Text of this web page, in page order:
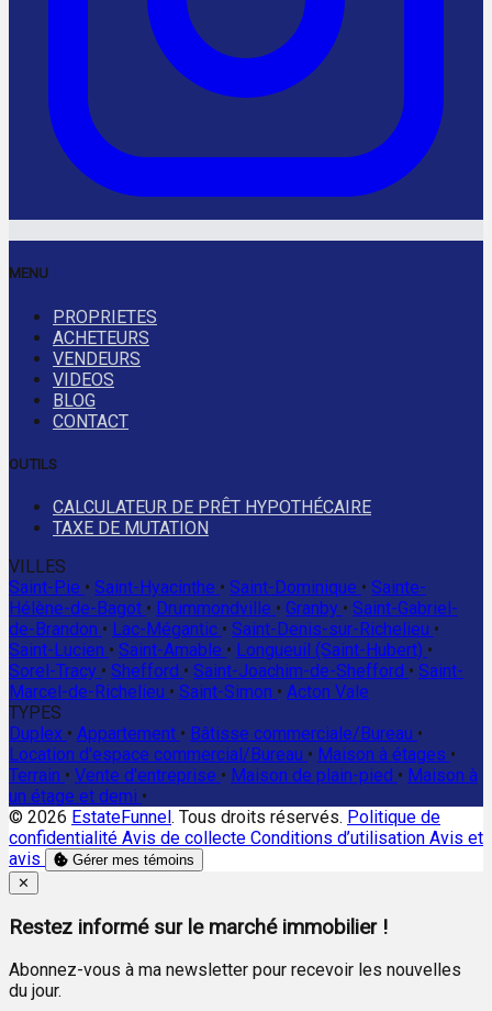
MENU
PROPRIETES
ACHETEURS
VENDEURS
VIDEOS
BLOG
CONTACT
OUTILS
CALCULATEUR DE PRÊT HYPOTHÉCAIRE
TAXE DE MUTATION
VILLES
Saint-Pie • Saint-Hyacinthe • Saint-Dominique • Sainte-
Hélène-de-Bagot • Drummondville • Granby • Saint-Gabriel-
de-Brandon • Lac-Mégantic • Saint-Denis-sur-Richelieu •
Saint-Lucien • Saint-Amable • Longueuil (Saint-Hubert) •
Sorel-Tracy • Shefford • Saint-Joachim-de-Shefford • Saint-
Marcel-de-Richelieu • Saint-Simon • Acton Vale
TYPES
Duplex • Appartement • Bâtisse commerciale/Bureau •
Location d'espace commercial/Bureau • Maison à étages •
Terrain • Vente d'entreprise • Maison de plain-pied • Maison à
un étage et demi •
© 2026 EstateFunnel. Tous droits réservés. Politique de
confidentialité Avis de collecte Conditions d’utilisation Avis et
avis
Gérer mes témoins
Close
✕
Restez informé sur le marché immobilier !
Abonnez-vous à ma newsletter pour recevoir les nouvelles
du jour.